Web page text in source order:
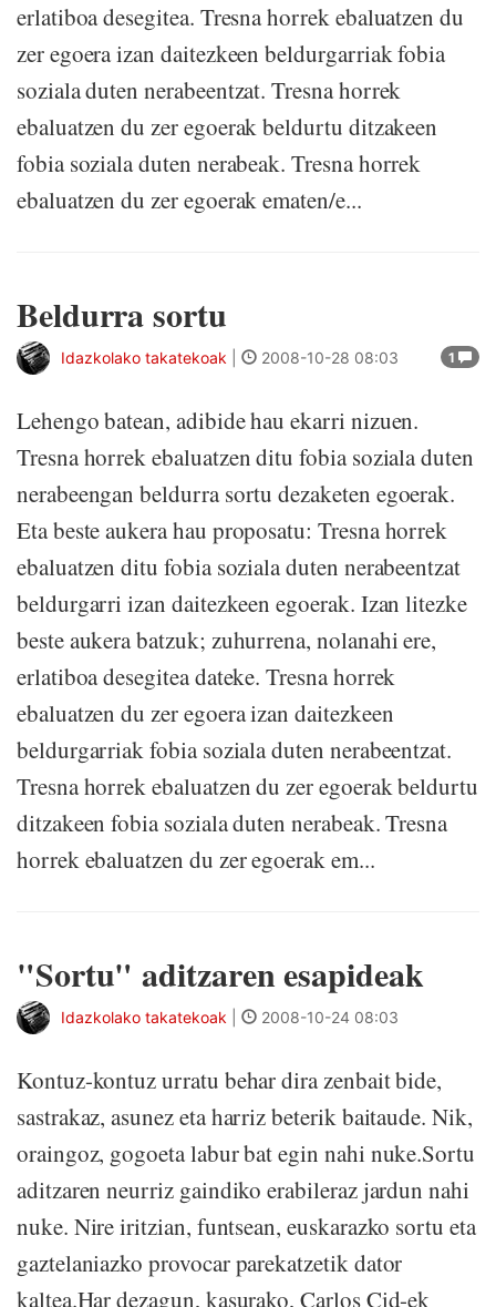
erlatiboa desegitea. Tresna horrek ebaluatzen du
zer egoera izan daitezkeen beldurgarriak fobia
soziala duten nerabeentzat. Tresna horrek
ebaluatzen du zer egoerak beldurtu ditzakeen
fobia soziala duten nerabeak. Tresna horrek
ebaluatzen du zer egoerak ematen/e...
Beldurra sortu
1
Idazkolako takatekoak 2008-10-28 08:03
Lehengo batean, adibide hau ekarri nizuen.
Tresna horrek ebaluatzen ditu fobia soziala duten
nerabeengan beldurra sortu dezaketen egoerak.
Eta beste aukera hau proposatu: Tresna horrek
ebaluatzen ditu fobia soziala duten nerabeentzat
beldurgarri izan daitezkeen egoerak. Izan litezke
beste aukera batzuk; zuhurrena, nolanahi ere,
erlatiboa desegitea dateke. Tresna horrek
ebaluatzen du zer egoera izan daitezkeen
beldurgarriak fobia soziala duten nerabeentzat.
Tresna horrek ebaluatzen du zer egoerak beldurtu
ditzakeen fobia soziala duten nerabeak. Tresna
horrek ebaluatzen du zer egoerak em...
"Sortu" aditzaren esapideak
Idazkolako takatekoak 2008-10-24 08:03
Kontuz-kontuz urratu behar dira zenbait bide,
sastrakaz, asunez eta harriz beterik baitaude. Nik,
oraingoz, gogoeta labur bat egin nahi nuke.Sortu
aditzaren neurriz gaindiko erabileraz jardun nahi
nuke. Nire iritzian, funtsean, euskarazko sortu eta
gaztelaniazko provocar parekatzetik dator
kaltea.Har dezagun, kasurako, Carlos Cid-ek